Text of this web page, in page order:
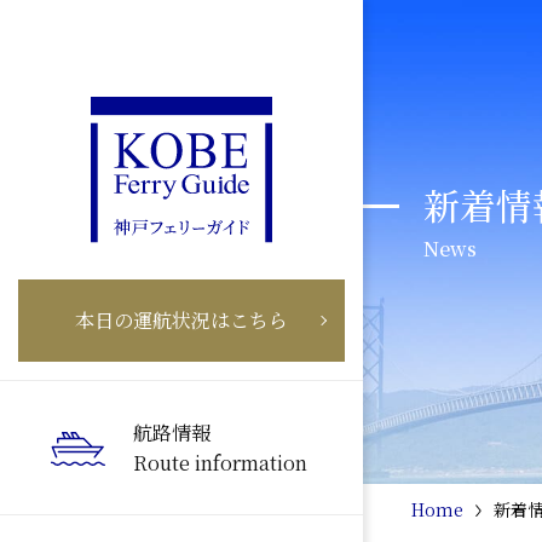
本日の運航状況はこちら
航路情報
Route information
新着
News
Home 新着